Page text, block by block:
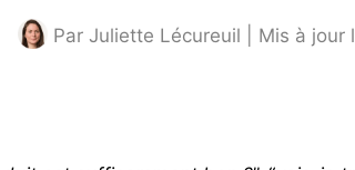
ParJuliette Lécureuil | Mis à